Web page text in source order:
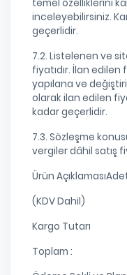
temel özelliklerini
inceleyebilirsiniz.
geçerlidir.
7.2. Listelenen ve
fiyatıdır. İlan
yapılana ve
olarak ilan edilen
kadar geçerlidir.
7.3. Sözleşme
vergiler dâhil satış
Ürün
(KDV Dahil)
Kargo Tutarı
Toplam :